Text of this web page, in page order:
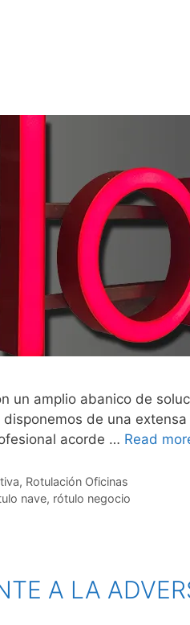
un amplio abanico de
de una
acorde … Read
, Rotulación Oficinas
nave, rótulo negocio
A LA